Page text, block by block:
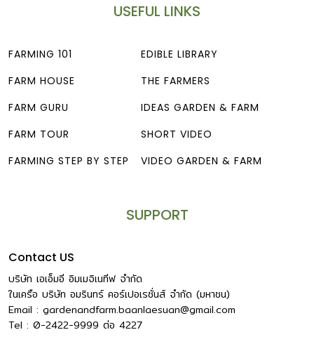
USEFUL LINKS
FARMING 101
FARM HOUSE
FARM GURU
FARM TOUR
FARMING STEP BY STEP
EDIBLE LIBRARY
THE FARMERS
IDEAS GARDEN & FARM
SHORT VIDEO
VIDEO GARDEN & FARM
SUPPORT
Contact US
บริษัท เอเอ็มอี อิมเมจิเนทีฟ จำกัด
ในเครือ บริษัท อมรินทร์ คอร์เปอเรชั่นส์ จำกัด (มหาชน)
Email : gardenandfarm.baanlaesuan@gmail.com
Tel : 0-2422-9999 ต่อ 4227